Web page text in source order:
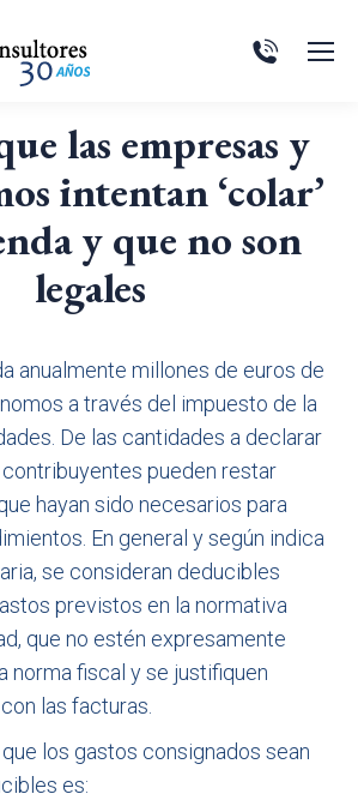
las empresas y
intentan ‘colar’
y que no son
legales
anualmente millones de euros de
a través del impuesto de la
De las cantidades a declarar
pueden restar
hayan sido necesarios para
En general y según indica
se consideran deducibles
previstos en la normativa
que no estén expresamente
norma fiscal y se justifiquen
las facturas.
los gastos consignados sean
es: